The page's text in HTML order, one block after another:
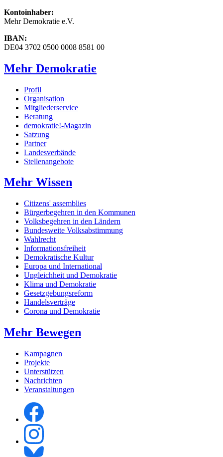
Kontoinhaber:
Mehr Demokratie e.V.
IBAN:
DE04 3702 0500 0008 8581 00
Mehr Demokratie
Profil
Organisation
Mitgliederservice
Beratung
demokratie!-Magazin
Satzung
Partner
Landesverbände
Stellenangebote
Mehr Wissen
Citizens' assemblies
Bürgerbegehren in den Kommunen
Volksbegehren in den Ländern
Bundesweite Volksabstimmung
Wahlrecht
Informationsfreiheit
Demokratische Kultur
Europa und International
Ungleichheit und Demokratie
Klima und Demokratie
Gesetzgebungsreform
Handelsverträge
Corona und Demokratie
Mehr Bewegen
Kampagnen
Projekte
Unterstützen
Nachrichten
Veranstaltungen